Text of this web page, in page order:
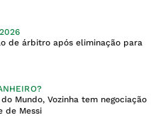
de árbitro após eliminação para
Mundo, Vozinha tem negociação
de Messi